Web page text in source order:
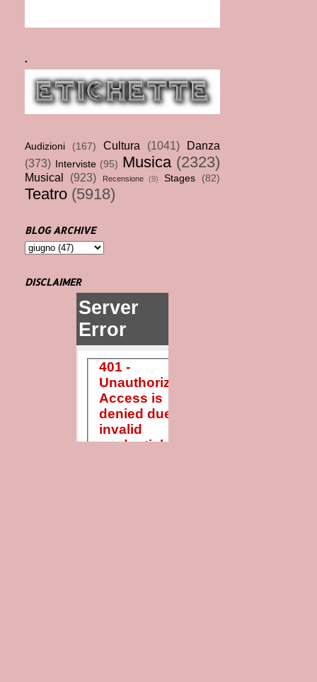
.
Audizioni (167) Cultura (1041)
Danza
(373)
Interviste (95) Musica (2323)
Musical (923) Recensione (9) Stages (82)
Teatro (5918)
BLOG ARCHIVE
DISCLAIMER